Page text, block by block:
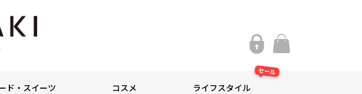
ド・スイーツ コスメ ライフスタイル
セール